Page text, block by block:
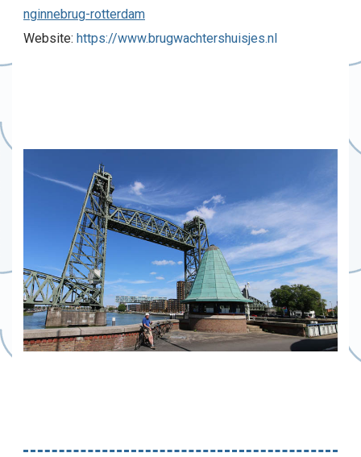
nginnebrug-rotterdam
Website: https://www.brugwachtershuisjes.nl